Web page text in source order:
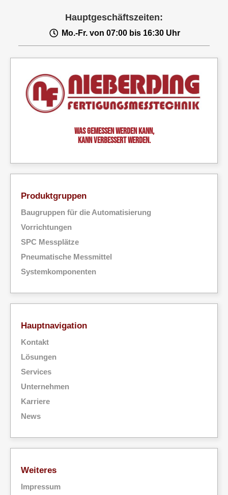
Hauptgeschäftszeiten:
Mo.-Fr. von 07:00 bis 16:30 Uhr
Was gemessen werden kann,
kann verbessert werden.
Produktgruppen
Baugruppen für die Automatisierung
Vorrichtungen
SPC Messplätze
Pneumatische Messmittel
Systemkomponenten
Hauptnavigation
Kontakt
Lösungen
Services
Unternehmen
Karriere
News
Weiteres
Impressum